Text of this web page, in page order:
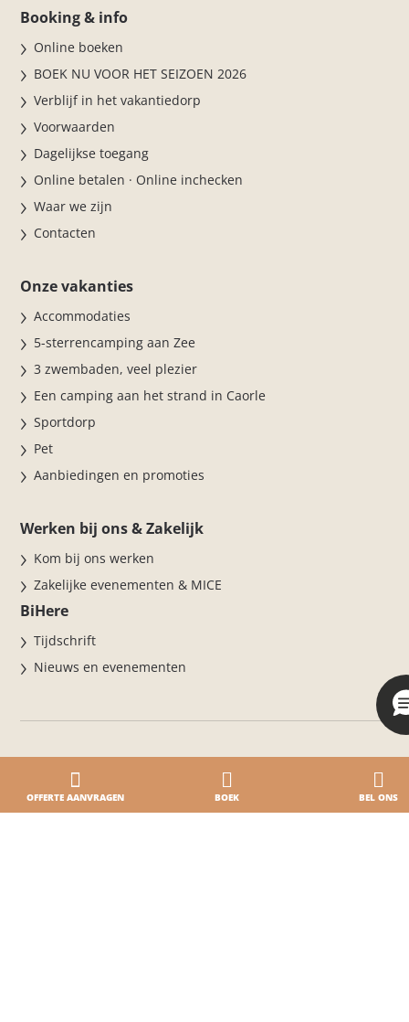
OFFERTE AANVRAGEN BOEK BEL ONS
Booking & info
Online boeken
BOEK NU VOOR HET SEIZOEN 2026
Verblijf in het vakantiedorp
Voorwaarden
Dagelijkse toegang
Online betalen · Online inchecken
Waar we zijn
Contacten
Onze vakanties
Accommodaties
5-sterrencamping aan Zee
3 zwembaden, veel plezier
Een camping aan het strand in Caorle
Sportdorp
Pet
Aanbiedingen en promoties
Werken bij ons & Zakelijk
Kom bij ons werken
Zakelijke evenementen & MICE
BiHere
Tijdschrift
Nieuws en evenementen